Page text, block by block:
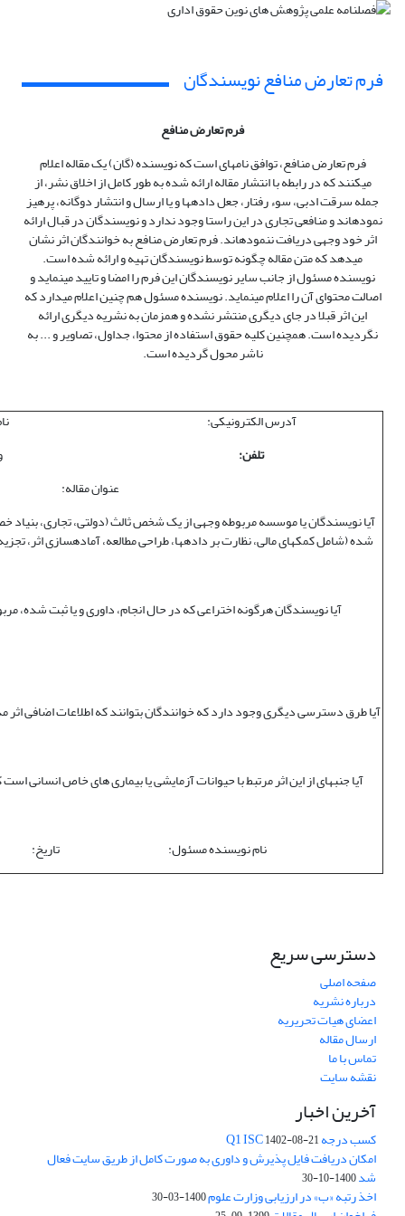
فرم تعارض منافع نویسندگان
فرم تعارض منافع
فرم تعارض منافع، توافق نامه‏ای است که نویسنده (گان) یک مقاله اعلام
می‏کنند که در رابطه با انتشار مقاله ارائه شده به طور کامل از اخلاق نشر، از
جمله سرقت ادبی، سوء رفتار، جعل داده‏ها و یا ارسال و انتشار دوگانه، پرهیز
نموده‏اند و منافعی تجاری در این راستا وجود ندارد و نویسندگان در قبال ارائه
اثر خود وجهی دریافت ننموده‏اند. فرم تعارض منافع به خوانندگان اثر نشان
می‏دهد که متن مقاله چگونه توسط نویسندگان تهیه و ارائه شده است.
نویسنده مسئول از جانب سایر نویسندگان این فرم را امضا و تایید می‏‏نماید و
اصالت محتوای آن را اعلام می‏‏نماید. نویسنده مسئول هم چنین اعلام می‏دارد که
این اثر قبلا در جای دیگری منتشر نشده و همزمان به نشریه دیگری ارائه
نگردیده است. همچنین کلیه حقوق استفاده از محتوا، جداول، تصاویر و ... به
ناشر محول گردیده است.
آدرس الکترونیکی:
تلفن:
عنوان مقاله:
آیا نویسندگان یا موسسه مربوطه وجهی از یک شخص ثالث (دولتی، تجاری، بنیاد
شده (شامل کمک‏های مالی، نظارت بر داده‏ها، طراحی مطالعه، آماده‏سازی اثر،
آیا نویسندگان هرگونه اختراعی که در حال انجام، داوری و یا ثبت شده،
آیا طرق دسترسی دیگری وجود دارد که خوانندگان بتوانند که اطلاعات اضافی اثر
آیا جنبه‏ای از این اثر مرتبط با حیوانات آزمایشی یا بیماری های خاص انسانی
نام نویسنده مسئول:
دسترسی سریع
صفحه اصلی
درباره نشریه
اعضای هیات تحریریه
ارسال مقاله
تماس با ما
نقشه سایت
آخرین اخبار
کسب درجه Q1 ISC1402-08-21
امکان دریافت فایل پذیرش و داوری به صورت کامل از طریق سایت فعال
شد1400-10-30
اخذ رتبه «ب» در ارزیابی وزارت علوم1400-03-30